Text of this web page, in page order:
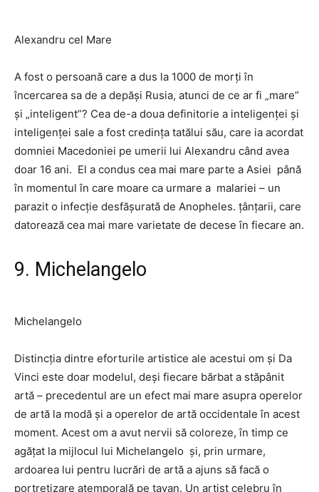
Alexandru cel Mare
A fost o persoană care a dus la 1000 de morți în
încercarea sa de a depăși Rusia, atunci de ce ar fi „mare”
și „inteligent”? Cea de-a doua definitorie a inteligenței și
inteligenței sale a fost credința tatălui său, care ia acordat
domniei Macedoniei pe umerii lui Alexandru când avea
doar 16 ani. El a condus cea mai mare parte a Asiei până
în momentul în care moare ca urmare a malariei – un
parazit o infecție desfășurată de Anopheles. țânțarii, care
datorează cea mai mare varietate de decese în fiecare an.
9. Michelangelo
Michelangelo
Distincția dintre eforturile artistice ale acestui om și Da
Vinci este doar modelul, deși fiecare bărbat a stăpânit
artă – precedentul are un efect mai mare asupra operelor
de artă la modă și a operelor de artă occidentale în acest
moment. Acest om a avut nervii să coloreze, în timp ce
agățat la mijlocul lui Michelangelo și, prin urmare,
ardoarea lui pentru lucrări de artă a ajuns să facă o
portretizare atemporală pe tavan. Un artist celebru în